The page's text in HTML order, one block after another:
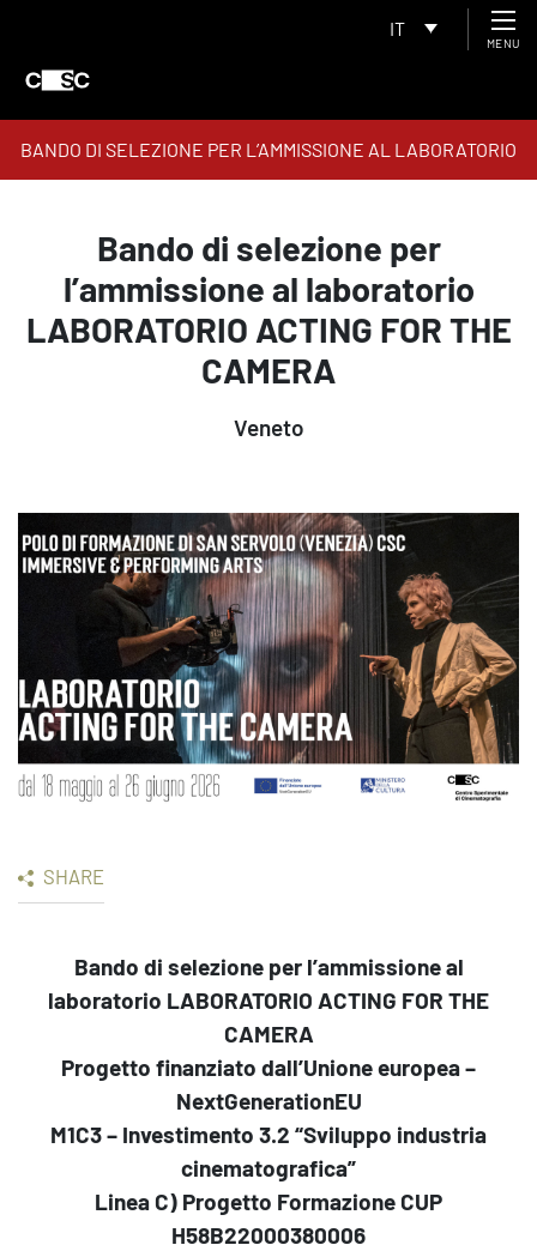
IT
MENU
BANDO DI SELEZIONE PER L’AMMISSIONE AL LABORATORIO
LABORATORIO ACTING FOR THE CAMERA
Bando di selezione per
l’ammissione al laboratorio
LABORATORIO ACTING FOR THE
CAMERA
Veneto
SHARE
Bando di selezione per l’ammissione al
laboratorio LABORATORIO ACTING FOR THE
CAMERA
Progetto finanziato dall’Unione europea –
NextGenerationEU
M1C3 – Investimento 3.2 “Sviluppo industria
cinematografica”
Linea C) Progetto Formazione CUP
H58B22000380006